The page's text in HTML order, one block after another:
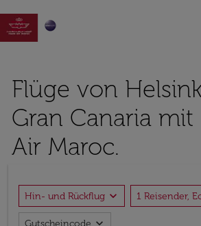

Flüge von
Gran Canaria mit
Air Maroc.
Hin- und Rückflug expand_more 1 Reisender,
Gutscheincode expand_more